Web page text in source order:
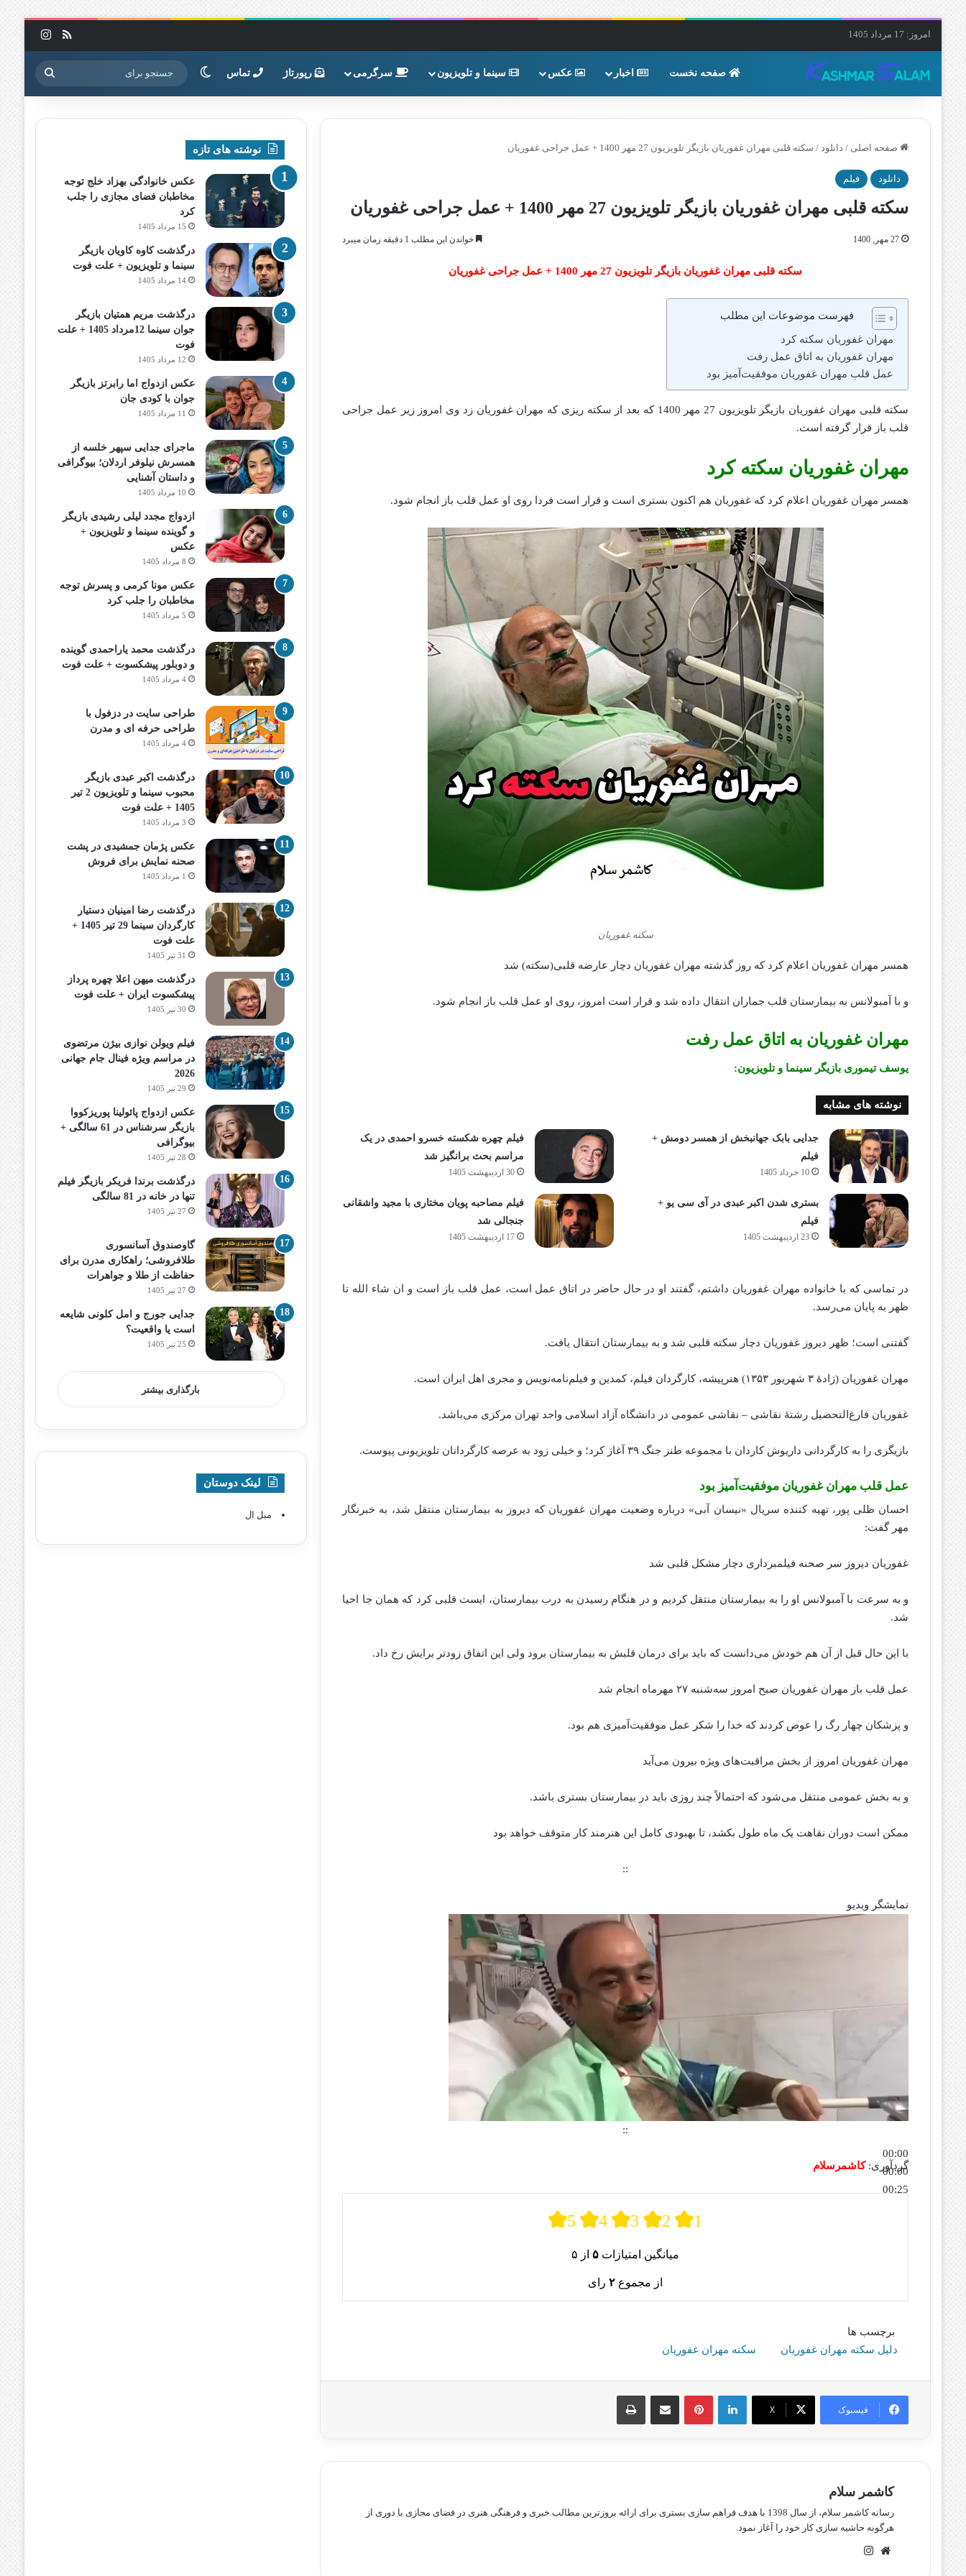
امروز: 17 مرداد 1405 خوراک
صفحه نخست اخبار عکس سینما و تلویزیون سرگرمی رپورتاژ تماس تغییر پوسته جستجو
برای
صفحه اصلی / دانلود / سکته قلبی مهران غفوریان بازیگر تلویزیون 27 مهر 1400 + عمل جراحی غفوریان
دانلود فیلم
سکته قلبی مهران غفوریان بازیگر تلویزیون 27 مهر 1400 + عمل جراحی غفوریان
27 مهر, 1400 خواندن این مطلب 1 دقیقه زمان میبرد
سکته قلبی مهران غفوریان بازیگر تلویزیون 27 مهر 1400 + عمل جراحی غفوریان
فهرست موضوعات این مطلب
مهران غفوریان سکته کرد
مهران غفوریان به اتاق عمل رفت
عمل قلب مهران غفوریان موفقیت‌آمیز بود
سکته قلبی مهران غفوریان بازیگر تلویزیون 27 مهر 1400 که بعد از سکته ریزی که مهران غفوریان زد وی امروز زیر عمل جراحی
قلب باز قرار گرفته است.
مهران غفوریان سکته کرد
همسر مهران غفوریان اعلام کرد که غفوریان هم اکنون بستری است و قرار است فردا روی او عمل قلب باز انجام شود.
سکته غفوریان
همسر مهران غفوریان اعلام کرد که روز گذشته مهران غفوریان دچار عارضه قلبی(سکته) شد
و با آمبولانس به بیمارستان قلب جماران انتقال داده شد و قرار است امروز، روی او عمل قلب باز انجام شود.
مهران غفوریان به اتاق عمل رفت
یوسف تیموری بازیگر سینما و تلویزیون:
نوشته های مشابه
جدایی بابک جهانبخش از همسر دومش +
فیلم
10 خرداد 1405
فیلم چهره شکسته خسرو احمدی در یک
مراسم بحث برانگیز شد
30 اردیبهشت 1405
بستری شدن اکبر عبدی در آی سی یو +
فیلم
23 اردیبهشت 1405
فیلم مصاحبه پویان مختاری با مجید واشقانی
جنجالی شد
17 اردیبهشت 1405
در تماسی که با خانواده مهران غفوریان داشتم، گفتند او در حال حاضر در اتاق عمل است، عمل قلب باز است و ان شاء الله تا
ظهر به پایان می‌رسد.
گفتنی است؛ ظهر دیروز غفوریان دچار سکته قلبی شد و به بیمارستان انتقال یافت.
مهران غفوریان (زادهٔ ۳ شهریور ۱۳۵۳) هنرپیشه، کارگردان فیلم، کمدین و فیلم‌نامه‌نویس و مجری اهل ایران است.
غفوریان فارغ‌التحصیل رشتهٔ نقاشی – نقاشی عمومی در دانشگاه آزاد اسلامی واحد تهران مرکزی می‌باشد.
بازیگری را به کارگردانی داریوش کاردان با مجموعه طنز جنگ ۳۹ آغاز کرد؛ و خیلی زود به عرصه کارگردانان تلویزیونی پیوست.
عمل قلب مهران غفوریان موفقیت‌آمیز بود
احسان ظلی پور، تهیه کننده سریال «نیسان آبی» درباره وضعیت مهران غفوریان که دیروز به بیمارستان منتقل شد، به خبرنگار
مهر گفت:
غفوریان دیروز سر صحنه فیلمبرداری دچار مشکل قلبی شد
و به سرعت با آمبولانس او را به بیمارستان منتقل کردیم و در هنگام رسیدن به درب بیمارستان، ایست قلبی کرد که همان جا احیا
شد.
با این حال قبل از آن هم خودش می‌دانست که باید برای درمان قلبش به بیمارستان برود ولی این اتفاق زودتر برایش رخ داد.
عمل قلب باز مهران غفوریان صبح امروز سه‌شنبه ۲۷ مهرماه انجام شد
و پزشکان چهار رگ را عوض کردند که خدا را شکر عمل موفقیت‌آمیزی هم بود.
مهران غفوریان امروز از بخش مراقبت‌های ویژه بیرون می‌آید
و به بخش عمومی منتقل می‌شود که احتمالاً چند روزی باید در بیمارستان بستری باشد.
ممکن است دوران نقاهت یک ماه طول بکشد، تا بهبودی کامل این هنرمند کار متوقف خواهد بود
::
نمایشگر ویدیو
00:00
00:00
00:25
::
گردآوری:کاشمرسلام
5 4 3 2 1
میانگین امتیازات ۵ از ۵
از مجموع ۲ رای
برچسب ها
دلیل سکته مهران غفوریان
سکته مهران غفوریان
فیسبوک X
لینکدین پینترستاشتراک گذاری از طریق ایمیل چاپ
کاشمر سلام
رسانه کاشمر سلام، از سال 1398 با هدف فراهم سازی بستری برای ارائه بروزترین مطالب خبری و فرهنگی هنری در فضای مجازی با دوری از
هرگونه حاشیه سازی کار خود را آغاز نمود.
وبسایت
نوشته های تازه
عکس خانوادگی بهزاد خلج توجه
مخاطبان فضای مجازی را جلب
کرد
15 مرداد 1405
درگذشت کاوه کاویان بازیگر
سینما و تلویزیون + علت فوت
14 مرداد 1405
درگذشت مریم همتیان بازیگر
جوان سینما 12مرداد 1405 + علت
فوت
12 مرداد 1405
عکس ازدواج اما رابرتز بازیگر
جوان با کودی جان
11 مرداد 1405
ماجرای جدایی سپهر خلسه از
همسرش نیلوفر اردلان؛ بیوگرافی
و داستان آشنایی
10 مرداد 1405
ازدواج مجدد لیلی رشیدی بازیگر
و گوینده سینما و تلویزیون +
عکس
8 مرداد 1405
عکس مونا کرمی و پسرش توجه
مخاطبان را جلب کرد
5 مرداد 1405
درگذشت محمد یاراحمدی گوینده
و دوبلور پیشکسوت + علت فوت
4 مرداد 1405
طراحی سایت در دزفول با
طراحی حرفه‌ ای و مدرن
4 مرداد 1405
درگذشت اکبر عبدی بازیگر
محبوب سینما و تلویزیون 2 تیر
1405 + علت فوت
3 مرداد 1405
عکس پژمان جمشیدی در پشت
صحنه نمایش برای فروش
1 مرداد 1405
درگذشت رضا امینیان دستیار
کارگردان سینما 29 تیر 1405 +
علت فوت
31 تیر 1405
درگذشت میهن اعلا چهره پرداز
پیشکسوت ایران + علت فوت
30 تیر 1405
فیلم ویولن نوازی بیژن مرتضوی
در مراسم ویژه فینال جام جهانی
2026
29 تیر 1405
عکس ازدواج پائولینا پوریزکووا
بازیگر سرشناس در 61 سالگی +
بیوگرافی
28 تیر 1405
درگذشت برندا فریکر بازیگر فیلم
تنها در خانه در 81 سالگی
27 تیر 1405
گاوصندوق آسانسوری
طلافروشی؛ راهکاری مدرن برای
حفاظت از طلا و جواهرات
27 تیر 1405
جدایی جورج و امل کلونی شایعه
است یا واقعیت؟
25 تیر 1405
بارگذاری بیشتر
لینک دوستان
مبل ال